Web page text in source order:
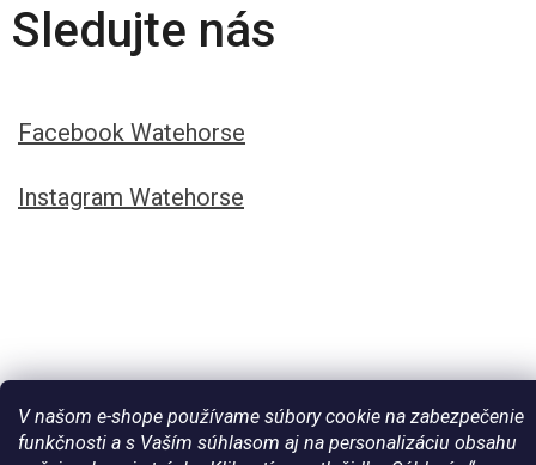
V našom e-shope používame súbory cookie na zabezpečenie
funkčnosti a s Vaším súhlasom aj na personalizáciu obsahu
Sledujte nás
Facebook Watehorse
Instagram Watehorse